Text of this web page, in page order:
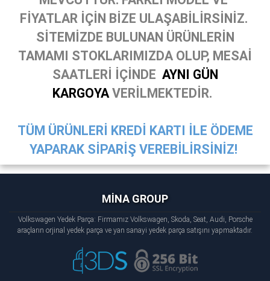
FİYATLAR İÇİN BİZE ULAŞABİLİRSİNİZ.
SİTEMİZDE BULUNAN ÜRÜNLERİN
TAMAMI STOKLARIMIZDA OLUP, MESAİ
SAATLERİ İÇİNDE AYNI GÜN
KARGOYA VERİLMEKTEDİR.
TÜM ÜRÜNLERİ KREDİ KARTI İLE ÖDEME
YAPARAK SİPARİŞ VEREBİLİRSİNİZ!
MİNA GROUP
Volkswagen Yedek Parça: Firmamız Volkswagen, Skoda, Seat, Audi, Porsche
araçların orjinal yedek parça ve yan sanayi yedek parça satışını yapmaktadır.